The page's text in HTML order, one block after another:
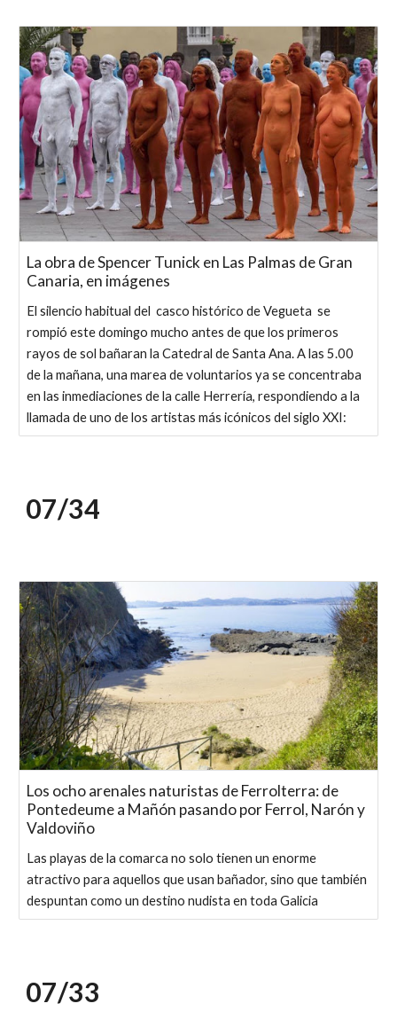
La obra de Spencer Tunick en Las Palmas de Gran
Canaria, en imágenes
El silencio habitual del casco histórico de Vegueta se
rompió este domingo mucho antes de que los primeros
rayos de sol bañaran la Catedral de Santa Ana. A las 5.00
de la mañana, una marea de voluntarios ya se concentraba
en las inmediaciones de la calle Herrería, respondiendo a la
llamada de uno de los artistas más icónicos del siglo XXI:
07/34
Los ocho arenales naturistas de Ferrolterra: de
Pontedeume a Mañón pasando por Ferrol, Narón y
Valdoviño
Las playas de la comarca no solo tienen un enorme
atractivo para aquellos que usan bañador, sino que también
despuntan como un destino nudista en toda Galicia
07/33